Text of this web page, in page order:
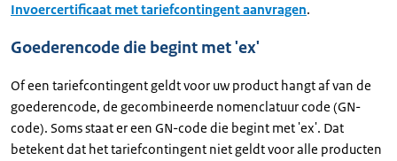
Invoercertificaat met tariefcontingent aanvragen.
Goederencode die begint met 'ex'
Of een tariefcontingent geldt voor uw product hangt af van de
goederencode, de gecombineerde nomenclatuur code (GN-
code). Soms staat er een GN-code die begint met 'ex'. Dat
betekent dat het tariefcontingent niet geldt voor alle producten